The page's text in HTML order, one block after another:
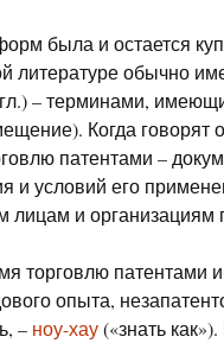
была и остается
литературе обычно
– терминами,
Когда говорят
патентами –
и условий его
лицам и организациям
торговлю патентами
опыта,
– ноу-хау(«знать